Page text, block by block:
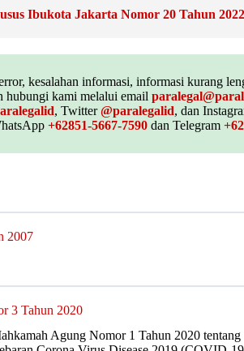
Ibukota Jakarta Nomor 20 Tahun 2022
kesalahan informasi, informasi kurang
hubungi kami melalui email
, Twitter@paralegalid, dan
+62851-5667-7590dan Telegram
2007
3 Tahun 2020
Agung Nomor 1 Tahun 2020 tentang